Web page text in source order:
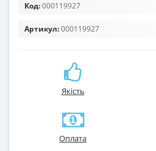
Код:000119927
Артикул:000119927
Якість
Оплата